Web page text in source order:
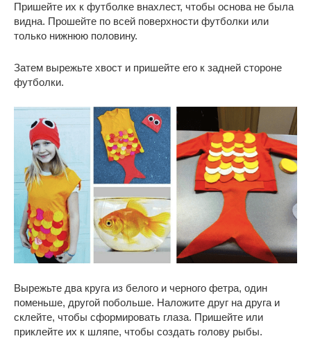
Пришейте их к футболке внахлест, чтобы основа не была
видна. Прошейте по всей поверхности футболки или
только нижнюю половину.
Затем вырежьте хвост и пришейте его к задней стороне
футболки.
Вырежьте два круга из белого и черного фетра, один
поменьше, другой побольше. Наложите друг на друга и
склейте, чтобы сформировать глаза. Пришейте или
приклейте их к шляпе, чтобы создать голову рыбы.